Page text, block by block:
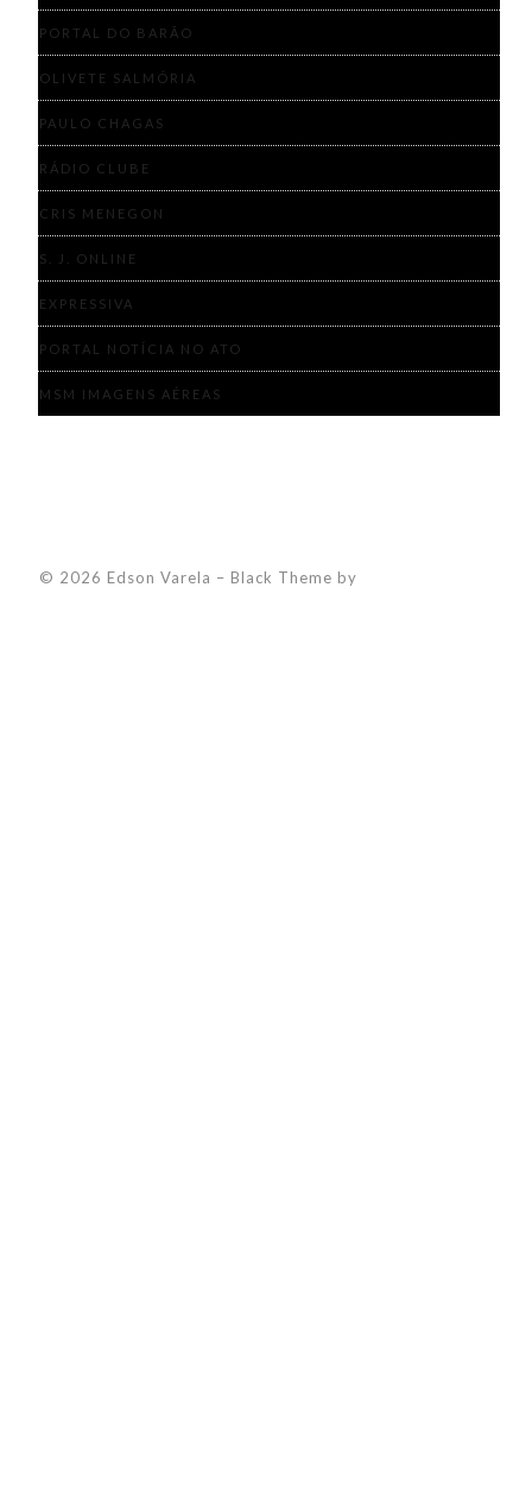
PORTAL DO BARÃO
OLIVETE SALMÓRIA
PAULO CHAGAS
RÁDIO CLUBE
CRIS MENEGON
S. J. ONLINE
EXPRESSIVA
PORTAL NOTÍCIA NO ATO
MSM IMAGENS AÉREAS
© 2026 Edson Varela – Black Theme by